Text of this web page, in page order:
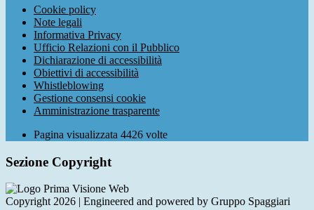
Cookie policy
Note legali
Informativa Privacy
Ufficio Relazioni con il Pubblico
Dichiarazione di accessibilità
Obiettivi di accessibilità
Whistleblowing
Gestione consensi cookie
Amministrazione trasparente
Pagina visualizzata 4426 volte
Sezione Copyright
Copyright 2026 | Engineered and powered by Gruppo Spaggiari